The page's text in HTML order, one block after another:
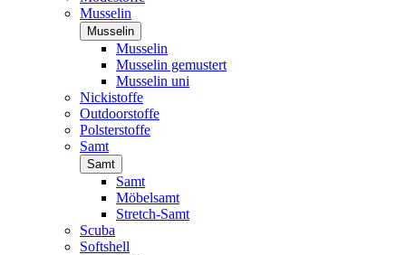
Musselin
Musselin
Musselin
Musselin gemustert
Musselin uni
Nickistoffe
Outdoorstoffe
Polsterstoffe
Samt
Samt
Samt
Möbelsamt
Stretch-Samt
Scuba
Softshell